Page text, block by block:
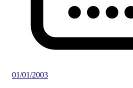
01/01/2003